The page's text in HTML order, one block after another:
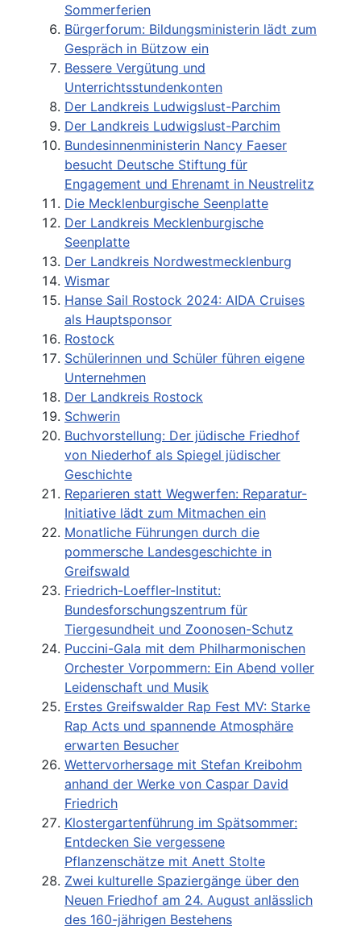
Sommerferien
Bürgerforum: Bildungsministerin lädt zum
Gespräch in Bützow ein
Bessere Vergütung und
Unterrichtsstundenkonten
Der Landkreis Ludwigslust-Parchim
Der Landkreis Ludwigslust-Parchim
Bundesinnenministerin Nancy Faeser
besucht Deutsche Stiftung für
Engagement und Ehrenamt in Neustrelitz
Die Mecklenburgische Seenplatte
Der Landkreis Mecklenburgische
Seenplatte
Der Landkreis Nordwestmecklenburg
Wismar
Hanse Sail Rostock 2024: AIDA Cruises
als Hauptsponsor
Rostock
Schülerinnen und Schüler führen eigene
Unternehmen
Der Landkreis Rostock
Schwerin
Buchvorstellung: Der jüdische Friedhof
von Niederhof als Spiegel jüdischer
Geschichte
Reparieren statt Wegwerfen: Reparatur-
Initiative lädt zum Mitmachen ein
Monatliche Führungen durch die
pommersche Landesgeschichte in
Greifswald
Friedrich-Loeffler-Institut:
Bundesforschungszentrum für
Tiergesundheit und Zoonosen-Schutz
Puccini-Gala mit dem Philharmonischen
Orchester Vorpommern: Ein Abend voller
Leidenschaft und Musik
Erstes Greifswalder Rap Fest MV: Starke
Rap Acts und spannende Atmosphäre
erwarten Besucher
Wettervorhersage mit Stefan Kreibohm
anhand der Werke von Caspar David
Friedrich
Klostergartenführung im Spätsommer:
Entdecken Sie vergessene
Pflanzenschätze mit Anett Stolte
Zwei kulturelle Spaziergänge über den
Neuen Friedhof am 24. August anlässlich
des 160-jährigen Bestehens